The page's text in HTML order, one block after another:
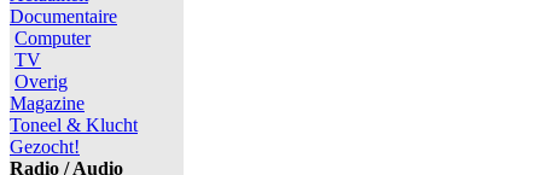
Documentaire
Computer
TV
Overig
Magazine
Toneel & Klucht
Gezocht!
Radio / Audio